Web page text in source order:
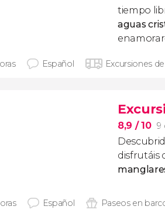
tiempo
aguas
Español Excursiones
8,9 / 10 9
disfrutáis
Español Paseos en